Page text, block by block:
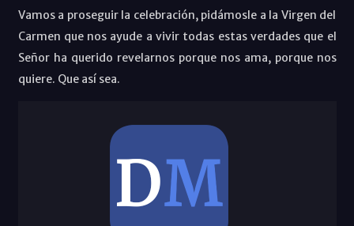
Vamos a proseguir la celebración, pidámosle a la Virgen del
Carmen que nos ayude a vivir todas estas verdades que el
Señor ha querido revelarnos porque nos ama, porque nos
quiere. Que así sea.